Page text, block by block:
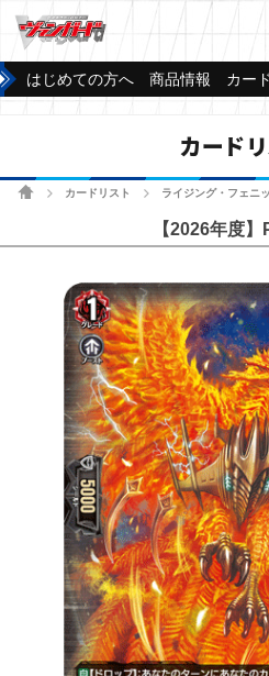
はじめての方へ 商品情報 カー
カード
ホームカードリスト ライジング・フェニ
【2026年度